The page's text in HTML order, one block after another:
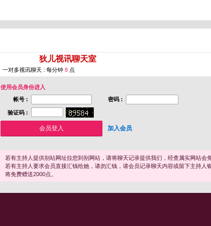
狄儿视讯聊天室
一对多视讯聊天 : 每分钟 8 点
使用会员身份进入
帐号 :
密码 :
验证码 :
加入会员
若有主持人提供别站网址拉您到别网站，请将聊天记录提供我们，经查属实网站会
若有主持人要求会员直接汇钱给她，请勿汇钱，请会员记录聊天内容或留下主持人
将免费赠送2000点。